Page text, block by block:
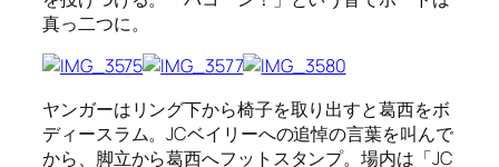
真っ二つに。
ヤンガーはリング下から椅子を取り出すと葛西をボ
ディースラム。JCベイリーへの追悼の言葉を叫んで
から、脚立から葛西へフットスタンプ。場内は「JC